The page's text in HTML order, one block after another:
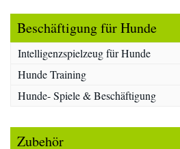
Beschäftigung für Hunde
Intelligenzspielzeug für Hunde
Hunde Training
Hunde- Spiele & Beschäftigung
Zubehör